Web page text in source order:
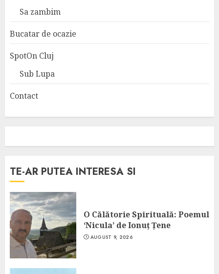
Sa zambim
Bucatar de ocazie
SpotOn Cluj
Sub Lupa
Contact
TE-AR PUTEA INTERESA SI
O Călătorie Spirituală: Poemul
‘Nicula’ de Ionuț Țene
AUGUST 9, 2026